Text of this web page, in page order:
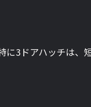
3ドアハッチは